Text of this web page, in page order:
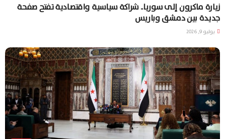
زيارة ماكرون إلى سوريا.. شراكة سياسية واقتصادية تفتح صفحة
جديدة بين دمشق وباريس
يوليو 9, 2026